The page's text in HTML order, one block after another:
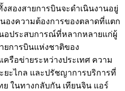
สองสายการบินจะดำเนินงานอยู่
องความต้องการของตลาดที่แตก
อประสบการณ์ที่หลากหลายแก่ผู้
ยการบินแห่งชาติของ
ครือข่ายระหว่างประเทศ ความ
ยะไกล และปรัชญาการบริการที่
ในทางกลับกัน เทียนจิน แอร์